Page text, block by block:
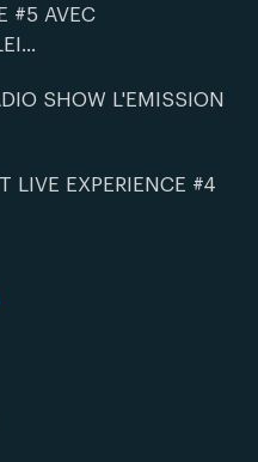
#5 AVEC
SHOW L'EMISSION
LIVE EXPERIENCE #4